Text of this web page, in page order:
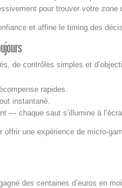
pour trouver votre zone
et affine le timing des
de contrôles simples et
rapides.
instantané.
— chaque saut s’illumine à
une expérience de
des centaines d’euros en